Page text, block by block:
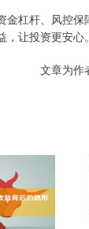
杠杆、风控
让投资更安心。
文章为作